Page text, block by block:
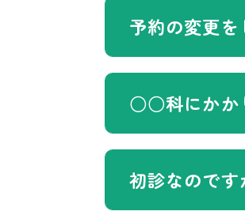
予約の変更を
○○科にかか
初診なのです